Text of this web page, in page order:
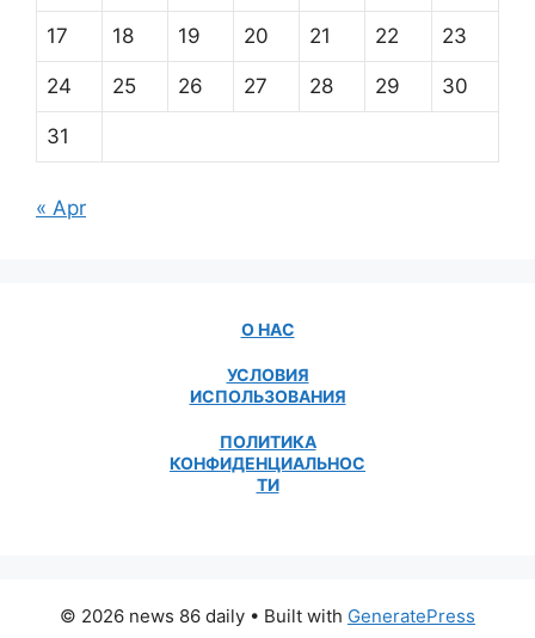
17 18 19 20 21 22 23
24 25 26 27 28 29 30
31
« Apr
О НАС
УСЛОВИЯ
ИСПОЛЬЗОВАНИЯ
ПОЛИТИКА
КОНФИДЕНЦИАЛЬНОС
ТИ
© 2026 news 86 daily • Built with GeneratePress